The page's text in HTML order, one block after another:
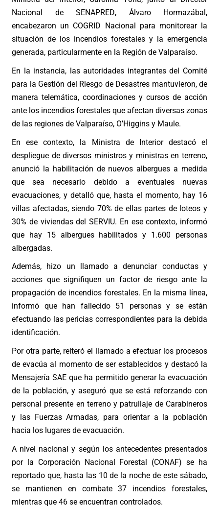
Nacional de SENAPRED, Álvaro Hormazábal,
encabezaron un COGRID Nacional para monitorear la
situación de los incendios forestales y la emergencia
generada, particularmente en la Región de Valparaíso.
En la instancia, las autoridades integrantes del Comité
para la Gestión del Riesgo de Desastres mantuvieron, de
manera telemática, coordinaciones y cursos de acción
ante los incendios forestales que afectan diversas zonas
de las regiones de Valparaíso, O’Higgins y Maule.
En ese contexto, la Ministra de Interior destacó el
despliegue de diversos ministros y ministras en terreno,
anunció la habilitación de nuevos albergues a medida
que sea necesario debido a eventuales nuevas
evacuaciones, y detalló que, hasta el momento, hay 16
villas afectadas, siendo 70% de ellas partes de loteos y
30% de viviendas del SERVIU. En ese contexto, informó
que hay 15 albergues habilitados y 1.600 personas
albergadas.
Además, hizo un llamado a denunciar conductas y
acciones que signifiquen un factor de riesgo ante la
propagación de incendios forestales. En la misma línea,
informó que han fallecido 51 personas y se están
efectuando las pericias correspondientes para la debida
identificación.
Por otra parte, reiteró el llamado a efectuar los procesos
de evacúa al momento de ser establecidos y destacó la
Mensajería SAE que ha permitido generar la evacuación
de la población, y aseguró que se está reforzando con
personal presente en terreno y patrullaje de Carabineros
y las Fuerzas Armadas, para orientar a la población
hacia los lugares de evacuación.
A nivel nacional y según los antecedentes presentados
por la Corporación Nacional Forestal (CONAF) se ha
reportado que, hasta las 10 de la noche de este sábado,
se mantienen en combate 37 incendios forestales,
mientras que 46 se encuentran controlados.